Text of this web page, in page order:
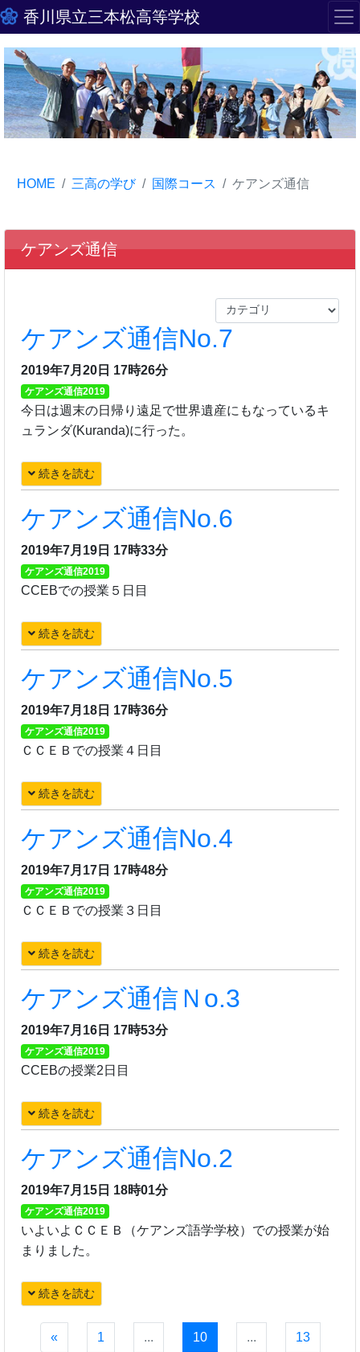
香川県立三本松高等学校
HOME 三高の学び 国際コース ケアンズ通信
ケアンズ通信
ケアンズ通信No.7
2019年7月20日 17時26分
ケアンズ通信2019
今日は週末の日帰り遠足で世界遺産にもなっているキ
ュランダ(Kuranda)に行った。
続きを読む
ケアンズ通信No.6
2019年7月19日 17時33分
ケアンズ通信2019
CCEBでの授業５日目
続きを読む
ケアンズ通信No.5
2019年7月18日 17時36分
ケアンズ通信2019
ＣＣＥＢでの授業４日目
続きを読む
ケアンズ通信No.4
2019年7月17日 17時48分
ケアンズ通信2019
ＣＣＥＢでの授業３日目
続きを読む
ケアンズ通信Ｎo.3
2019年7月16日 17時53分
ケアンズ通信2019
CCEBの授業2日目
続きを読む
ケアンズ通信No.2
2019年7月15日 18時01分
ケアンズ通信2019
いよいよＣＣＥＢ（ケアンズ語学学校）での授業が始
まりました。
続きを読む
« 1 ... 10 ... 13